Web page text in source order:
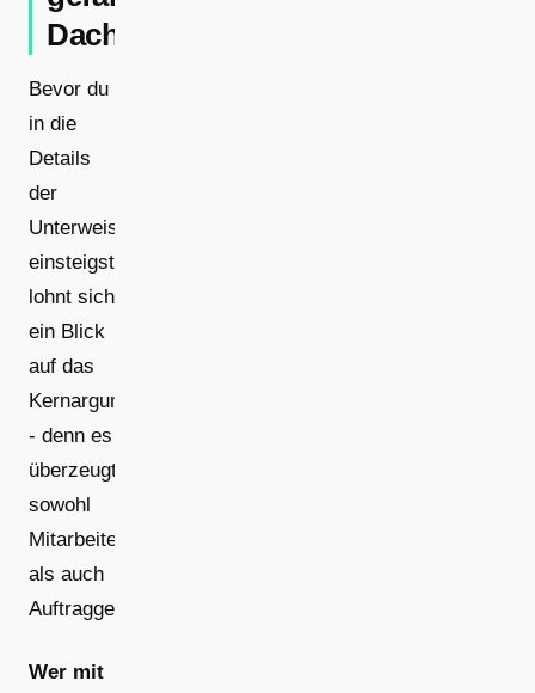
Dachbegehung
Bevor du
in die
Details
der
Unterweisungsplanung
einsteigst,
lohnt sich
ein Blick
auf das
Kernargument
- denn es
überzeugt
sowohl
Mitarbeitende
als auch
Auftraggeber:
Wer mit